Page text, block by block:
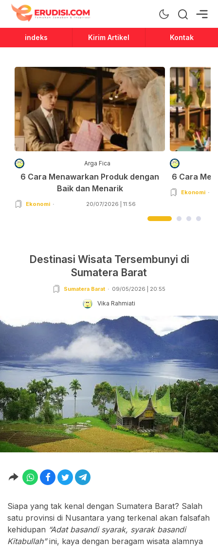
Erudisi
Temukan Jawaban dan Inspirasi
indeks Kirim Artikel Kontak
Arga Fica
6 Cara Menawarkan Produk dengan
Baik dan Menarik
Ekonomi 20/07/2026 | 11:56
6 Cara
Ekonomi
Destinasi Wisata Tersembunyi di
Sumatera Barat
Sumatera Barat 09/05/2026 | 20:55
Vika Rahmiati
Siapa yang tak kenal dengan Sumatera Barat? Salah
satu provinsi di Nusantara yang terkenal akan falsafah
kehidupan “Adat basandi syarak, syarak basandi
Kitabullah”ini, kaya dengan beragam wisata alamnya